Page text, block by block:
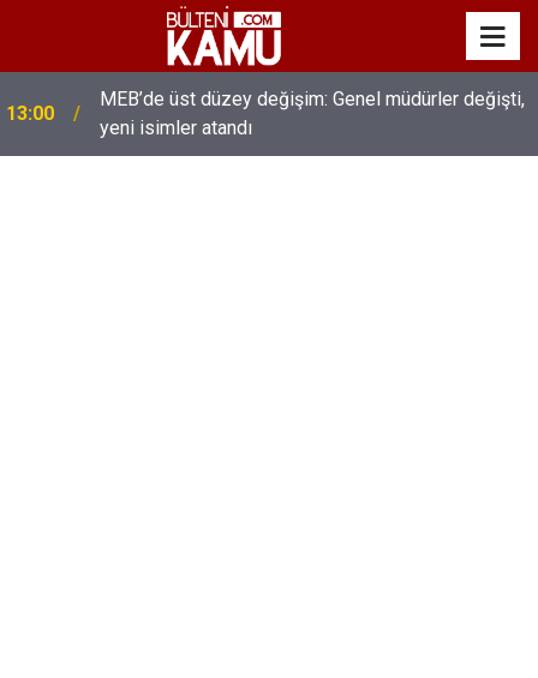
13:00
MEB’de üst düzey değişim: Genel müdürler değişti,
yeni isimler atandı